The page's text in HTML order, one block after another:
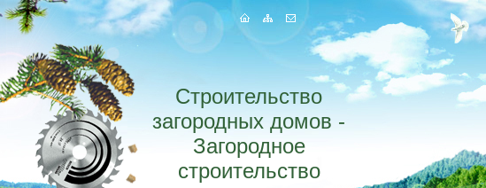
Строительство
загородных домов -
Загородное
строительство